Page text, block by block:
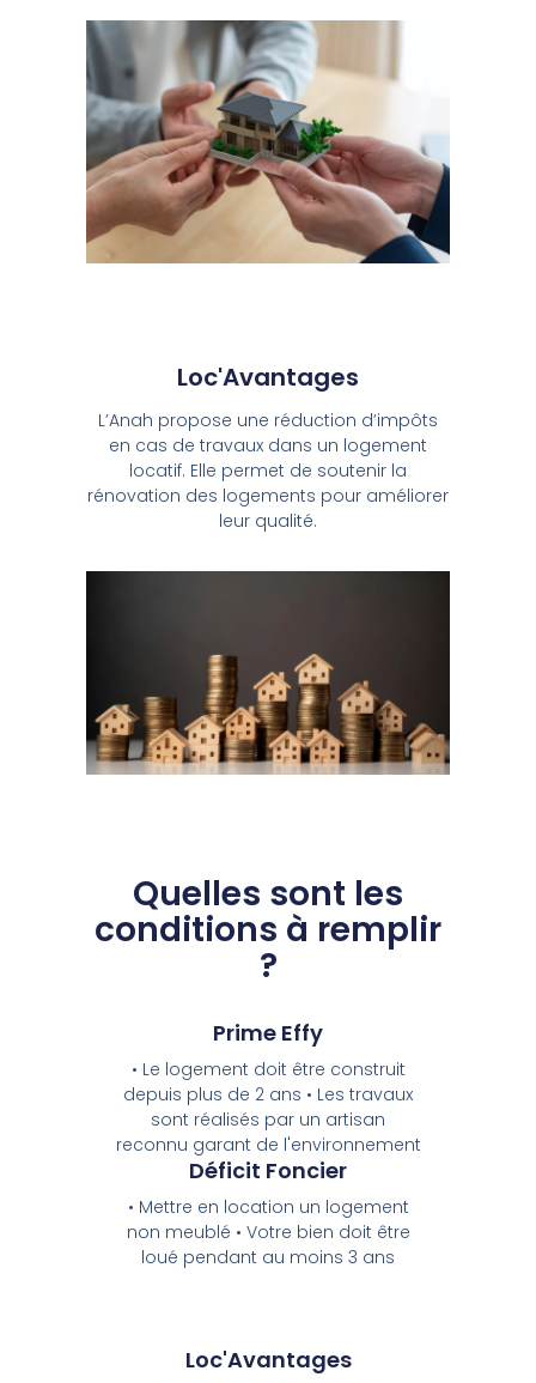
Loc'Avantages
L’Anah propose une réduction d’impôts
en cas de travaux dans un logement
locatif. Elle permet de soutenir la
rénovation des logements pour améliorer
leur qualité.
Quelles sont les
conditions à remplir
?
Prime Effy
• Le logement doit être construit
depuis plus de 2 ans • Les travaux
sont réalisés par un artisan
reconnu garant de l'environnement
Déficit Foncier
• Mettre en location un logement
non meublé • Votre bien doit être
loué pendant au moins 3 ans
Loc'Avantages